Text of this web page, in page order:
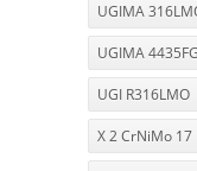
UGIMA
UGIMA 4435FG
UGI R316LMO
X 2 CrNiMo 17